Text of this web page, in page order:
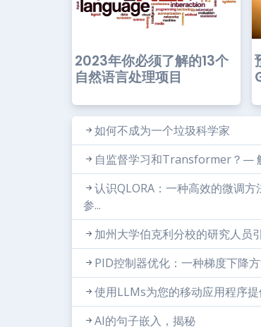
2023年你必须了解的13个
自然语言处理项目
如何不成为一个垃圾科学家
自监督学习和Transformer？—
认识QLORA：一种高效的微调
参...
加州大学伯克利分校的研究人员
PID控制器优化：一种梯度下降
使用LLMs为您的移动应用程序
AI的句子嵌入，揭秘